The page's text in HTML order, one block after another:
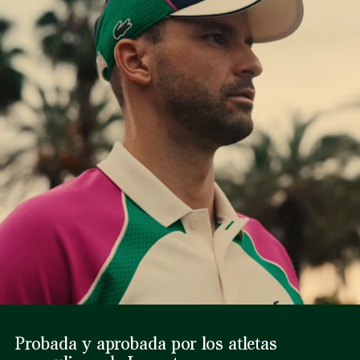
NO PLANCHAR
NO LIMPIAR EN SECO
SECAR COLGADO
proveedores y del ecosistema. No se teje ni un solo hilo sin
la supervisión del Cocodrilo.
Descubre más aquí
Probada y aprobada por los atletas